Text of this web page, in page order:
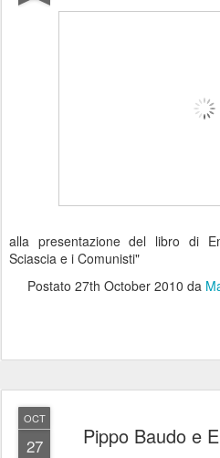
alla presentazione del libro di
Sciascia e i Comunisti"
Postato 27th October 2010 da
OCT
27 Pippo Baudo e